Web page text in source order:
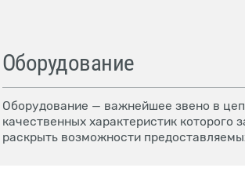
Оборудование
Оборудование — важнейшее звено в
качественных характеристик
раскрыть возможности